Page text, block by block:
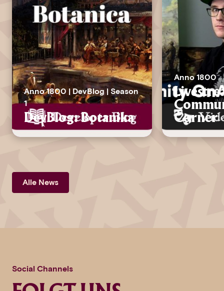
Anno 1800 | DevBlog | Season
1
DevBlog: Botanika
Anno 1800
Corner
Alle News
Social Channels